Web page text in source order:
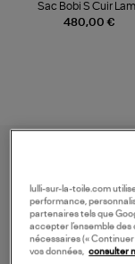
480,00 €
Sac Bobi S Cuir
Champagne
lulli-sur-la-toile.com
performance,
partenaires tels que
accepter l’ensemble
nécessaires (« Continuer
vos données, consulter